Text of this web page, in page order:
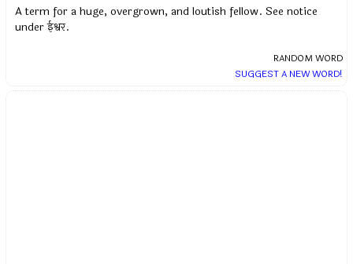
A term for a huge, overgrown, and loutish fellow. See notice
under ईश्वर.
RANDOM WORD
SUGGEST A NEW WORD!